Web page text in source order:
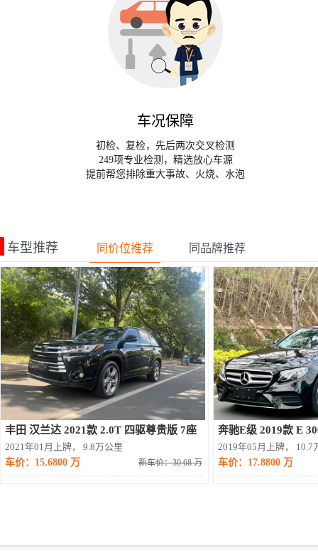
车况保障
初检、复检，先后两次交叉检测
249项专业检测，精选放心车源
提前帮您排除重大事故、火烧、水泡
车型推荐 同价位推荐 同品牌推荐
丰田 汉兰达 2021款 2.0T 四驱尊贵版 7座
2021年01月上牌， 9.8万公里
车价：15.6800 万
新车价：30.68 万
奔驰E级 2019款 E
2019年05月上牌， 10.7
车价：17.8800 万